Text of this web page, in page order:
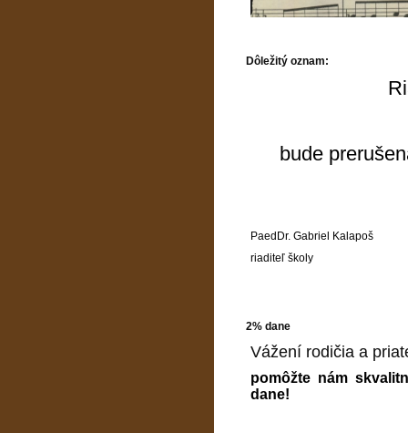
Dôležitý oznam:
bude
PaedDr. Gabriel Kalapoš
riaditeľ školy
2% dane
Vážení rodičia a
pomôžte nám
dane!